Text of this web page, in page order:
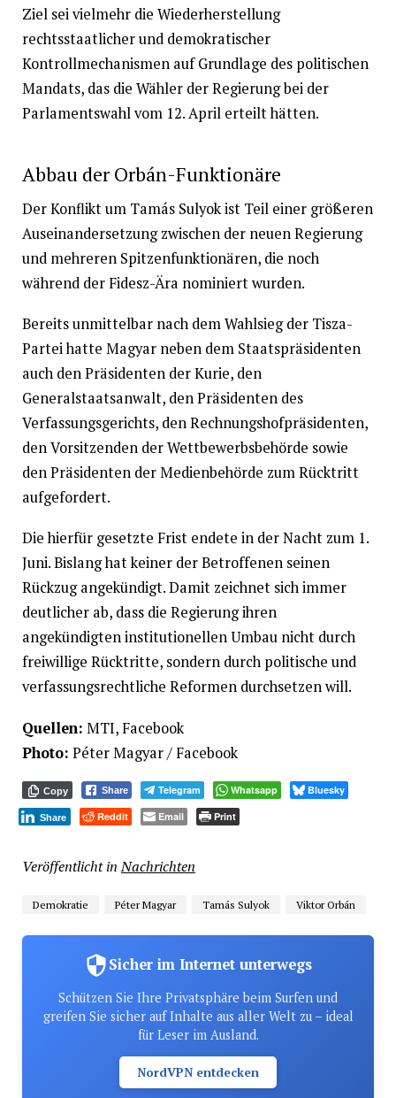
Ziel sei vielmehr die Wiederherstellung
rechtsstaatlicher und demokratischer
Kontrollmechanismen auf Grundlage des politischen
Mandats, das die Wähler der Regierung bei der
Parlamentswahl vom 12. April erteilt hätten.
Abbau der Orbán-Funktionäre
Der Konflikt um Tamás Sulyok ist Teil einer größeren
Auseinandersetzung zwischen der neuen Regierung
und mehreren Spitzenfunktionären, die noch
während der Fidesz-Ära nominiert wurden.
Bereits unmittelbar nach dem Wahlsieg der Tisza-
Partei hatte Magyar neben dem Staatspräsidenten
auch den Präsidenten der Kurie, den
Generalstaatsanwalt, den Präsidenten des
Verfassungsgerichts, den Rechnungshofpräsidenten,
den Vorsitzenden der Wettbewerbsbehörde sowie
den Präsidenten der Medienbehörde zum Rücktritt
aufgefordert.
Die hierfür gesetzte Frist endete in der Nacht zum 1.
Juni. Bislang hat keiner der Betroffenen seinen
Rückzug angekündigt. Damit zeichnet sich immer
deutlicher ab, dass die Regierung ihren
angekündigten institutionellen Umbau nicht durch
freiwillige Rücktritte, sondern durch politische und
verfassungsrechtliche Reformen durchsetzen will.
Quellen: MTI, Facebook
Photo: Péter Magyar / Facebook
Copy Share Telegram Whatsapp Bluesky
Share Reddit Email Print
Veröffentlicht in Nachrichten
Demokratie Péter Magyar Tamás Sulyok Viktor Orbán
Sicher im Internet unterwegs
Schützen Sie Ihre Privatsphäre beim Surfen und
greifen Sie sicher auf Inhalte aus aller Welt zu – ideal
für Leser im Ausland.
NordVPN entdecken